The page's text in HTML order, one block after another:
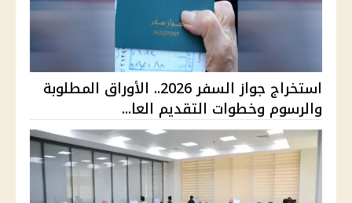
استخراج جواز السفر 2026.. الأوراق المطلوبة
والرسوم وخطوات التقديم العا...